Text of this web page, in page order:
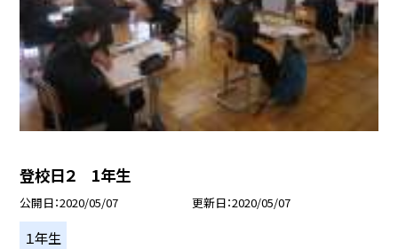
登校日２ 1年生
公開日 2020/05/07 更新日 2020/05/07
１年生